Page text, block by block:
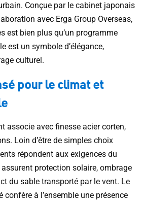
Conçue par le cabinet japonais
avec Erga Group Overseas,
est bien plus qu’un programme
est un symbole d’élégance,
culturel.
pour le climat et
associe avec finesse acier corten,
Loin d’être de simples choix
répondent aux exigences du
protection solaire, ombrage
du sable transporté par le vent. Le
à l’ensemble une présence